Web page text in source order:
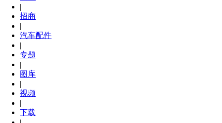
|
招商
|
汽车配件
|
专题
|
图库
|
视频
|
下载